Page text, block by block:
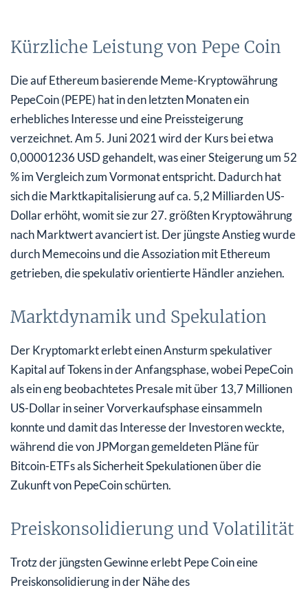
Kürzliche Leistung von Pepe Coin
Die auf Ethereum basierende Meme-Kryptowährung
PepeCoin (PEPE) hat in den letzten Monaten ein
erhebliches Interesse und eine Preissteigerung
verzeichnet. Am 5. Juni 2021 wird der Kurs bei etwa
0,00001236 USD gehandelt, was einer Steigerung um 52
% im Vergleich zum Vormonat entspricht. Dadurch hat
sich die Marktkapitalisierung auf ca. 5,2 Milliarden US-
Dollar erhöht, womit sie zur 27. größten Kryptowährung
nach Marktwert avanciert ist. Der jüngste Anstieg wurde
durch Memecoins und die Assoziation mit Ethereum
getrieben, die spekulativ orientierte Händler anziehen.
Marktdynamik und Spekulation
Der Kryptomarkt erlebt einen Ansturm spekulativer
Kapital auf Tokens in der Anfangsphase, wobei PepeCoin
als ein eng beobachtetes Presale mit über 13,7 Millionen
US-Dollar in seiner Vorverkaufsphase einsammeln
konnte und damit das Interesse der Investoren weckte,
während die von JPMorgan gemeldeten Pläne für
Bitcoin-ETFs als Sicherheit Spekulationen über die
Zukunft von PepeCoin schürten.
Preiskonsolidierung und Volatilität
Trotz der jüngsten Gewinne erlebt Pepe Coin eine
Preiskonsolidierung in der Nähe des